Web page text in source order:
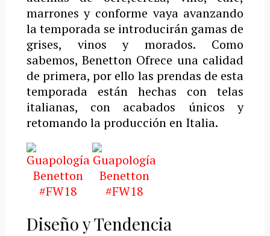
marrones y conforme vaya avanzando
la temporada se introducirán gamas de
grises, vinos y morados. Como
sabemos, Benetton Ofrece una calidad
de primera, por ello las prendas de esta
temporada están hechas con telas
italianas, con acabados únicos y
retomando la producción en Italia.
Diseño y Tendencia